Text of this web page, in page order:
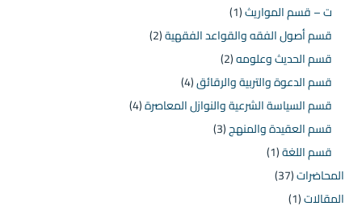
ت – قسم المواريث(1)
قسم أصول الفقه والقواعد الفقهية(2)
قسم الحديث وعلومه(2)
قسم الدعوة والتربية والرقائق(4)
قسم السياسة الشرعية والنوازل المعاصرة(4)
قسم العقيدة والمنهج(3)
قسم اللغة(1)
المحاضرات(37)
المقالات(1)